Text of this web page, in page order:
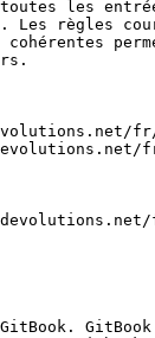
toutes les
règles
fr/
fr/